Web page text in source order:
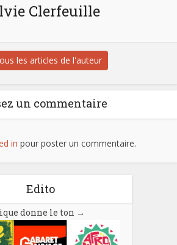
Clerfeuille
les articles de l'auteur
un commentaire
in pour poster un commentaire.
Edito
donne le ton →